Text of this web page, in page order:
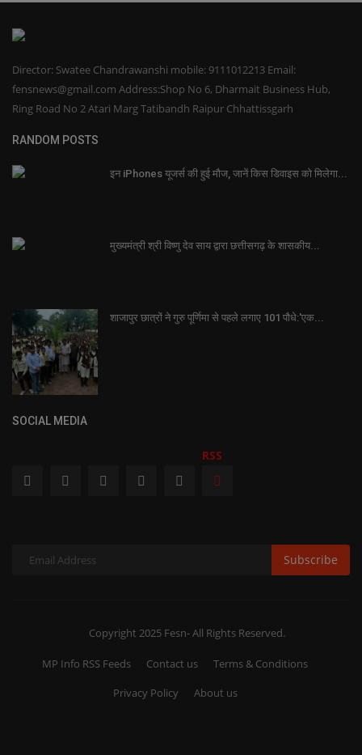
Director: Swatee Chandrawanshi mobile: 9111012213 Email:
fensnews@gmail.com Address:Shop No 6, Dharmait Business Hub,
Ring Road No 2 Atari Marg Tatibandh Raipur Chhattissgarh
RANDOM POSTS
इन iPhones यूजर्स की हुई मौज, जानें क‍िस ड‍िवाइस को म‍िलेगा...
मुख्यमंत्री श्री विष्णु देव साय द्वारा छत्तीसगढ़ के शासकीय...
शाजापुर छात्रों ने गुरु पूर्णिमा से पहले लगाए 101 पौधे:'एक...
SOCIAL MEDIA
RSS
Subscribe
Copyright 2025 Fesn- All Rights Reserved.
MP Info RSS Feeds Contact us
Terms & Conditions
Privacy Policy
About us